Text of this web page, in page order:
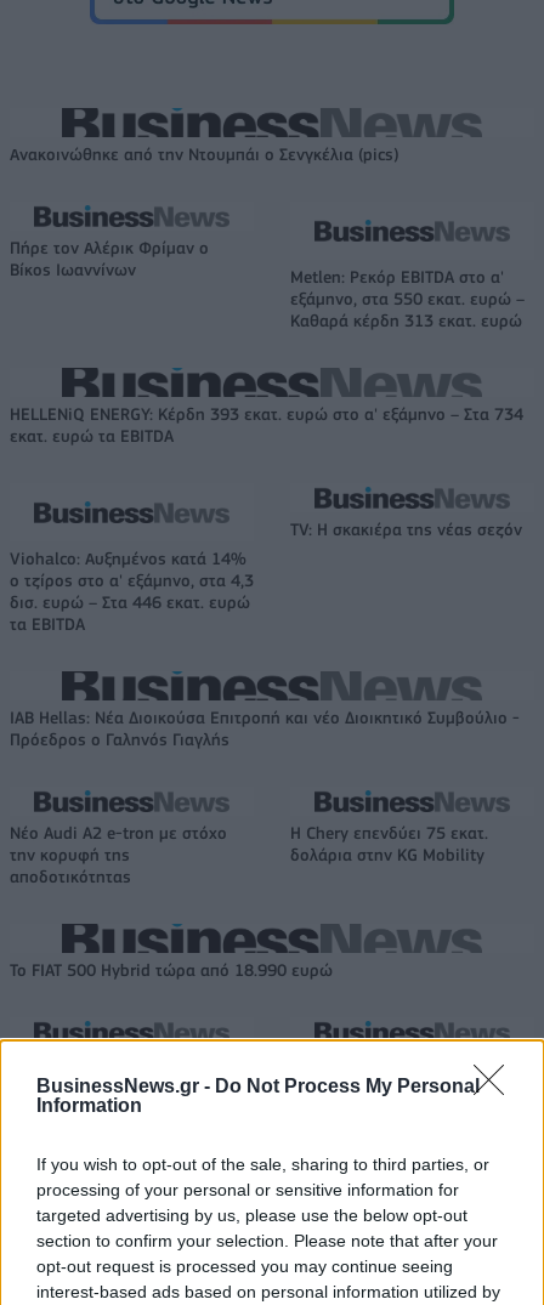
BusinessNews.gr - Do Not Process My Personal
Information
If you wish to opt-out of the sale, sharing to third parties, or
processing of your personal or sensitive information for
targeted advertising by us, please use the below opt-out
section to confirm your selection. Please note that after your
opt-out request is processed you may continue seeing
interest-based ads based on personal information utilized by
Ανακοινώθηκε από την Ντουμπάι ο Σενγκέλια (pics)
Πήρε τον Αλέρικ Φρίμαν ο
Βίκος Ιωαννίνων
Metlen: Ρεκόρ EBITDA στο α'
εξάμηνο, στα 550 εκατ. ευρώ –
Καθαρά κέρδη 313 εκατ. ευρώ
HELLENiQ ENERGY: Κέρδη 393 εκατ. ευρώ στο α' εξάμηνο – Στα 734
εκατ. ευρώ τα EBITDA
Viohalco: Αυξημένος κατά 14%
ο τζίρος στο α' εξάμηνο, στα 4,3
δισ. ευρώ – Στα 446 εκατ. ευρώ
τα EBITDA
TV: Η σκακιέρα της νέας σεζόν
IAB Hellas: Νέα Διοικούσα Επιτροπή και νέο Διοικητικό Συμβούλιο -
Πρόεδρος ο Γαληνός Γιαγλής
Νέο Audi A2 e-tron με στόχο
την κορυφή της
αποδοτικότητας
Η Chery επενδύει 75 εκατ.
δολάρια στην KG Mobility
Το FIAT 500 Hybrid τώρα από 18.990 ευρώ
Γουόκερ
Εθνική Νεανίδων: Στις 21:00
της Παρασκευής ο
ΥΠΕΘΟΟ: Νέες επενδύσεις 1 δισ. ευρώ ως το 2028 για την Ενέργεια